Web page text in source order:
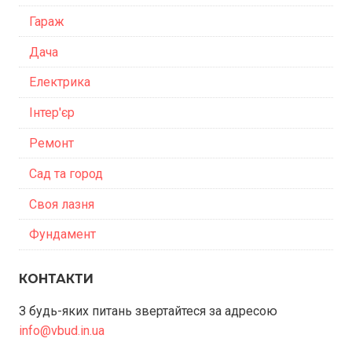
Гараж
Дача
Електрика
Інтер'єр
Ремонт
Сад та город
Своя лазня
Фундамент
КОНТАКТИ
З будь-яких питань звертайтеся за адресою
info@vbud.in.ua